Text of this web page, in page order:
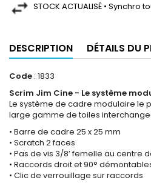
STOCK ACTUALISÉ • Synchro
DESCRIPTION DÉTAILS DU
Code : 1833
Scrim Jim Cine - Le système
Le système de cadre modulaire le
large gamme de toiles
• Barre de cadre 25 x 25 mm
• Scratch 2 faces
• Pas de vis 3/8’ femelle au centre
• Raccords droit et 90°
• Clic de verrouillage sur raccords